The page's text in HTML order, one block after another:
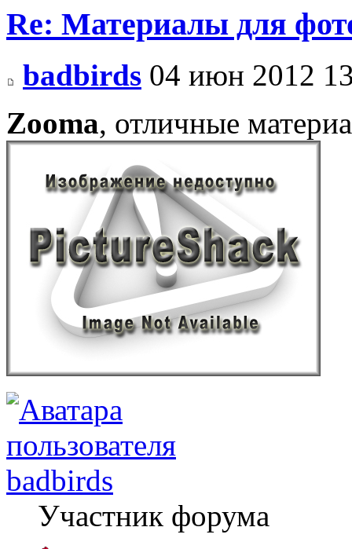
Re: Материалы для
badbirds 04 июн 2012
Zooma, отличные
badbirds
Участник форума